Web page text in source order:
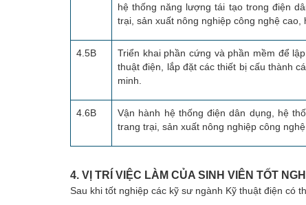
hệ thống năng lượng tái tạo trong điện
trại, sản xuất nông nghiệp công nghệ
4.5B
Triển khai phần cứng và phần mềm để
thuật điện, lắp đặt các thiết bị cấu thành
minh.
4.6B
Vận hành hệ thống điện dân dụng, hệ
trang trại, sản xuất nông nghiệp công
4. VỊ TRÍ VIỆC LÀM CỦA SINH VIÊN TỐT
Sau khi tốt nghiệp các kỹ sư ngành Kỹ thuật điện có